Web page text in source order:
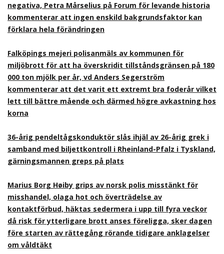
negativa, Petra Mårselius på Forum för levande historia
kommenterar att ingen enskild bakgrundsfaktor kan
förklara hela förändringen
Falköpings mejeri polisanmäls av kommunen för
miljöbrott för att ha överskridit tillståndsgränsen på 180
000 ton mjölk per år, vd Anders Segerström
kommenterar att det varit ett extremt bra foderår vilket
lett till bättre mående och därmed högre avkastning hos
korna
36-årig pendeltågskonduktör slås ihjäl av 26-årig grek i
samband med biljettkontroll i Rheinland-Pfalz i Tyskland,
gärningsmannen greps på plats
Marius Borg Høiby grips av norsk polis misstänkt för
misshandel, olaga hot och överträdelse av
kontaktförbud, häktas sedermera i upp till fyra veckor
då risk för ytterligare brott anses föreligga, sker dagen
före starten av rättegång rörande tidigare anklagelser
om våldtäkt